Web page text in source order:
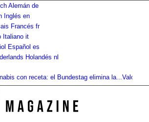
Alemán de
Inglés en
Francés fr
Italiano it
Español es
Holandés nl
con receta: el Bundestag elimina la... Valor del